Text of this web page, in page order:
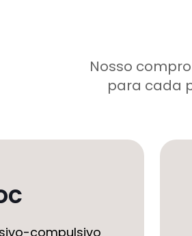
Nosso
para cada
compulsivo